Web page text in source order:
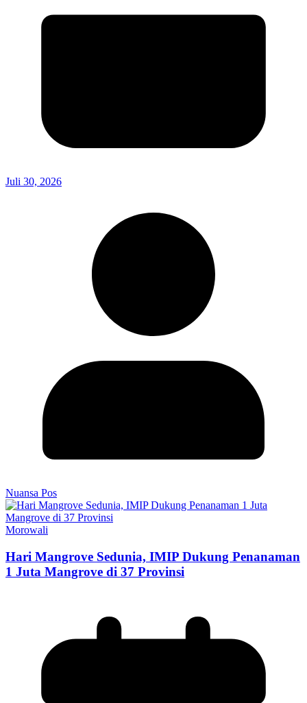
Juli 30, 2026
Nuansa Pos
Morowali
Hari Mangrove Sedunia, IMIP Dukung Penanaman
1 Juta Mangrove di 37 Provinsi